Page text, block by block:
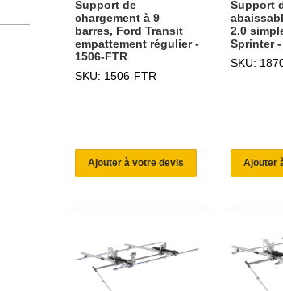
Support de
chargement à 9
barres, Ford Transit
empattement régulier -
1506-FTR
SKU: 1506-FTR
Ajouter à votre devis
Support
2.0
Sprinter -
SKU:
Ajouter